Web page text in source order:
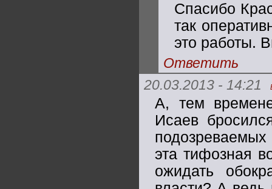
Спасибо
так
это работы.
Ответить
20.03.2013 - 14:21
А, тем
Исаев
эта тифозная
ожидать